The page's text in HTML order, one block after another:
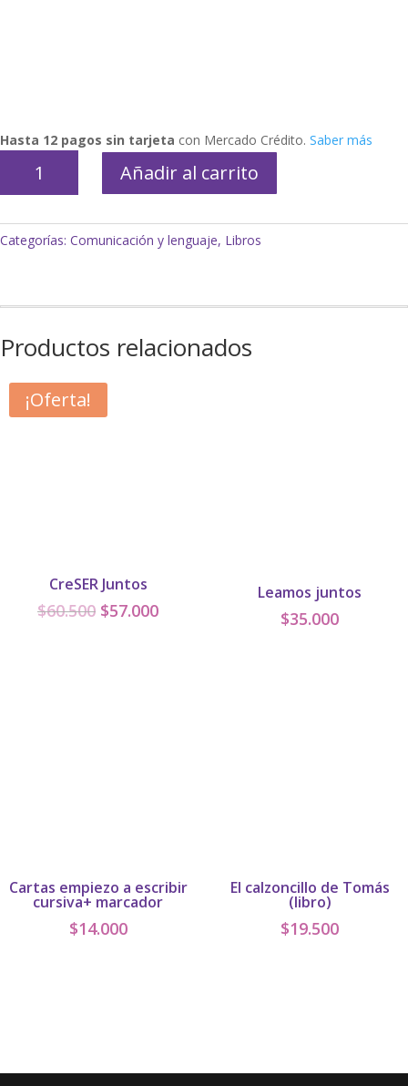
Hasta 12 pagos sin tarjeta con Mercado Crédito. Saber más
-
MONEDAS
HELADO
Añadir al carrito
Categorías: Comunicación y lenguaje, Libros
Productos relacionados
¡Oferta!
CreSER Juntos
$60.500 El
$57.000El
Leamos juntos
$35.000
Cartas empiezo a escribir
cursiva+ marcador
$14.000
El calzoncillo de Tomás
(libro)
$19.500